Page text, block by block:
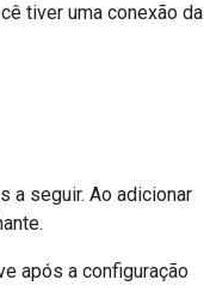
tiver uma conexão da
a seguir. Ao adicionar
após a configuração